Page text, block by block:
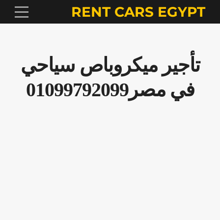
RENT CARS EGYPT
تأجير ميكروباص سياحي
في مصر01099792099